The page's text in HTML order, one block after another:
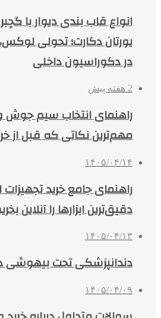
انواع قاب بندی دیوار با
یورتان دکارت؛ تحولی
در دکوراسیون داخلی
2 هفته پیش
راهنمای انتخاب سیم جوش
مهم‌ترین نکاتی که قبل از
۱۴۰۵/۰۴/۱۴
راهنمای جامع خرید تجهیزات
دقیق‌ترین ابزارها را آنلاین
۱۴۰۵/۰۴/۱۳
دندانپزشکی تحت بیهوشی
۱۴۰۵/۰۴/۰۹